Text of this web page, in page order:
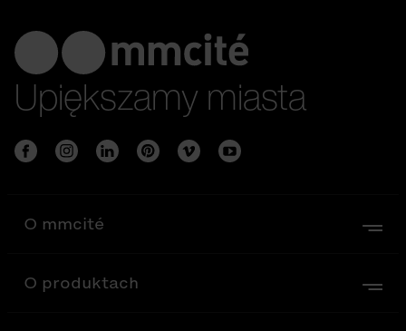
Upiększamy miasta
O mmcité
O produktach